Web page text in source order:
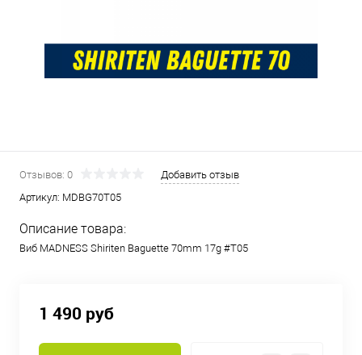
Отзывов: 0
Добавить отзыв
Артикул: MDBG70T05
Описание товара:
Виб MADNESS Shiriten Baguette 70mm 17g #T05
1 490 руб